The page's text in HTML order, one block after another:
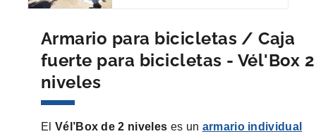
Armario para bicicletas / Caja
fuerte para bicicletas - Vél'Box 2
niveles
El Vél’Box de 2 niveles es un armario individual